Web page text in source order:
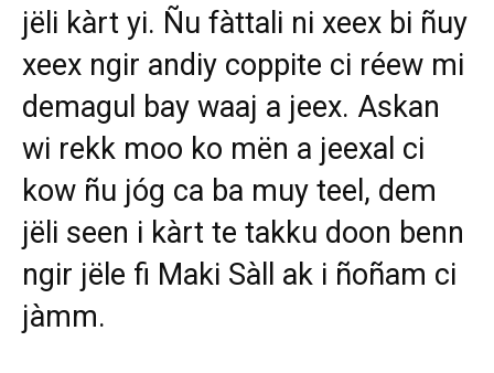
jëli kàrt yi. Ñu fàttali ni xeex bi ñuy
xeex ngir andiy coppite ci réew mi
demagul bay waaj a jeex. Askan
wi rekk moo ko mën a jeexal ci
kow ñu jóg ca ba muy teel, dem
jëli seen i kàrt te takku doon benn
ngir jële fi Maki Sàll ak i ñoñam ci
jàmm.